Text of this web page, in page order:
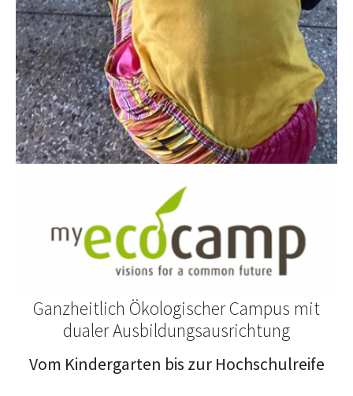
Ganzheitlich Ökologischer Campus mit
dualer Ausbildungsausrichtung
Vom Kindergarten bis zur Hochschulreife